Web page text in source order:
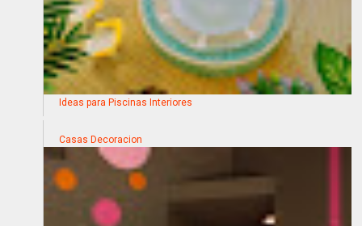
Ideas para Piscinas Interiores
Casas Decoracion